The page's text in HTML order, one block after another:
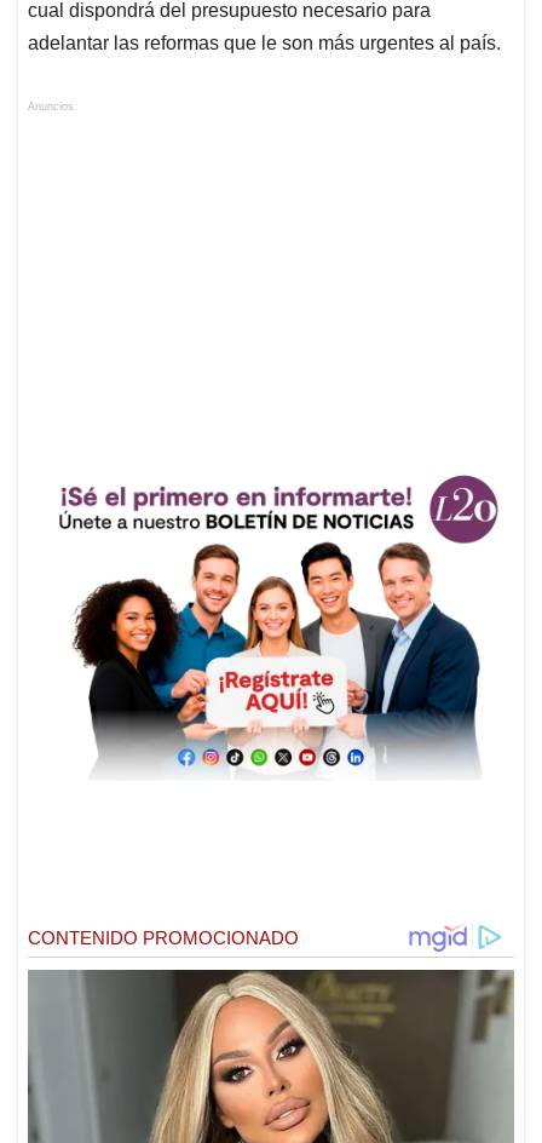
cual dispondrá del presupuesto necesario para
adelantar las reformas que le son más urgentes al país.
Anuncios.